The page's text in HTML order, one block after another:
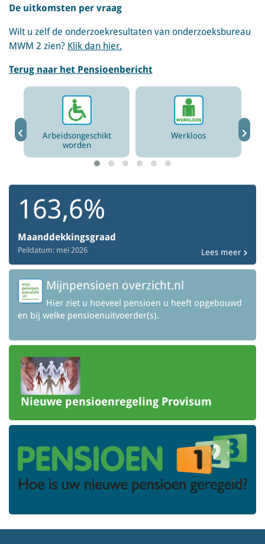
De uitkomsten per vraag
Wilt u zelf de onderzoekresultaten van onderzoeksbureau
MWM 2 zien? Klik dan hier.
Terug naar het Pensioenbericht
Arbeidsongeschikt
worden
Werkloos
163,6%
Maanddekkingsgraad
Peildatum: mei 2026 Lees meer
Mijnpensioen overzicht.nl
Hier ziet u hoeveel pensioen u heeft opgebouwd
en bij welke pensioenuitvoerder(s).
Nieuwe pensioenregeling Provisum